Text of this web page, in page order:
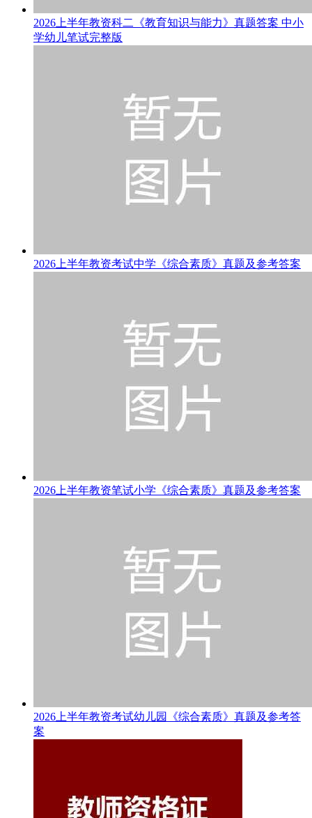
2026上半年教资科二《教育知识与能力》真题答案 中小
学幼儿笔试完整版
2026上半年教资考试中学《综合素质》真题及参考答案
2026上半年教资笔试小学《综合素质》真题及参考答案
2026上半年教资考试幼儿园《综合素质》真题及参考答
案